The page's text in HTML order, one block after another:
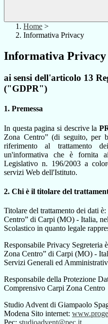
Home >
Informativa Privacy
Informativa Privacy
ai sensi dell'articolo 13
("GDPR")
1. Premessa
In questa pagina si descrive la
Zona Centro” (di seguito, per
riferimento al trattamento
un'informativa che è fornita
Legislativo n. 196/2003 a
servizi Web dell'Istituto.
2. Chi è il titolare del
Titolare del trattamento dei dati
Centro” di Carpi (MO) - Italia,
Scolastico in quanto legale
Responsabile Privacy Segreteria
Zona Centro” di Carpi (MO) -
Servizi Generali ed
Responsabile della Protezione
Comprensivo Carpi Zona Centro
Studio Advent di Giampaolo
Modena Sito internet: